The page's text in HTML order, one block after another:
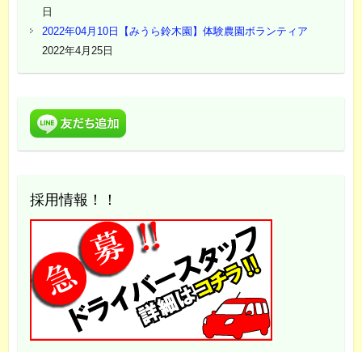
日
2022年04月10日【みうら鈴木園】体験農園ボランティア
2022年4月25日
採用情報！！